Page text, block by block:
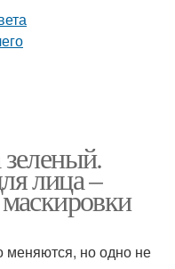
лица –
меняются, но одно не